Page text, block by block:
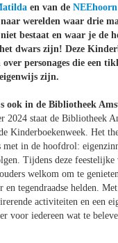
en van de NEEhoorn
werelden waar drie
bestaat en waar je de
dwars zijn! Deze
over personages die een
zijn.
ook in de Bibliotheek
2024 staat de Bibliotheek
Kinderboekenweek. Het
in de hoofdrol:
Tijdens deze
welkom om te
en tegendraadse helden.
activiteiten en een
voor iedereen wat te